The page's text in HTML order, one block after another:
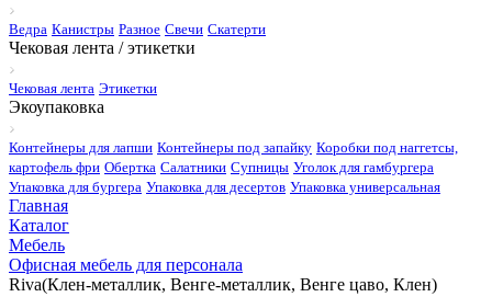
Ведра Канистры Разное Свечи Скатерти
Чековая лента / этикетки
Чековая лента Этикетки
Экоупаковка
Контейнеры для лапши Контейнеры под запайку Коробки под наггетсы,
картофель фри Обертка Салатники Супницы Уголок для гамбургера
Упаковка для бургера Упаковка для десертов Упаковка универсальная
Главная
Каталог
Мебель
Офисная мебель для персонала
Riva(Клен-металлик, Венге-металлик, Венге цаво, Клен)